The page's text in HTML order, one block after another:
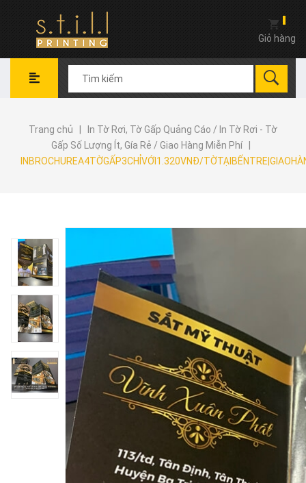
Giỏ hàng
Trang chủ
In Tờ Rơi, Tờ Gấp Quảng Cáo / In Tờ Rơi - Tờ
Gấp Số Lượng Ít, Gía Rẻ / Giao Hàng Miễn Phí
INBROCHUREA4TỜGẤP3CHỈVỚI1.320VNĐ/